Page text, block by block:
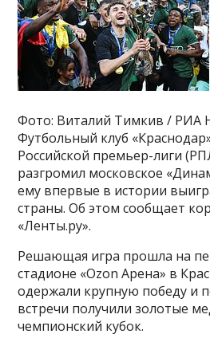
Фото: Виталий Тимкив / РИА
Футбольный клуб
Российской премьер-лиги
разгромил московское
ему впервые в истории
страны. Об этом сообщает
«Ленты.ру».
Решающая игра прошла на
стадионе «Ozon Арена» в
одержали крупную победу и
встречи получили золотые
чемпионский кубок.